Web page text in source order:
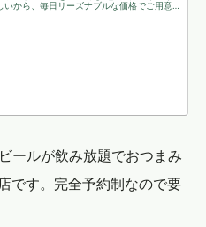
いから、毎日リーズナブルな価格でご用意
ールが飲み放題でおつまみ
です。完全予約制なので要